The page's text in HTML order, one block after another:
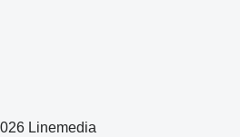
Linemedia